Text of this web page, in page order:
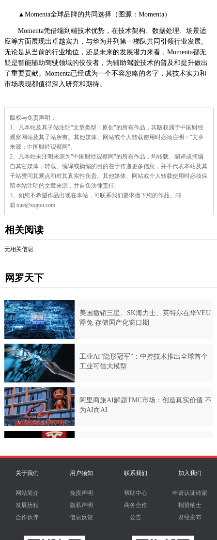
▲Momenta全球品牌的共同选择（图源：Momenta）
Momenta凭借端到端技术优势，在技术架构、数据处理、场景适
应等方面展现出卓越实力，与华为并列第一梯队共同引领行业发展。
无论是从当前的行业地位，还是未来的发展潜力来看，Momenta都无
疑是智能辅助驾驶领域的佼佼者，为辅助驾驶技术的普及和提升做出
了重要贡献。Momenta已经成为一个不容忽略的名字，其技术实力和
市场表现都值得深入研究和期待。
辑：
版权与免责声明：
1、凡本站及其子站注明"文章类型：原创"的所有作品，其版权属于中国财经
观察网站及其子站所有。其他媒体、网站或个人转载使用时必须注明："文章
来源：中国财经观察网"。
2、凡本站未注明来源为"中国财经观察网"的所有作品，均转载、编译或摘编
自其它媒体，转载、编译或摘编的目的在于传递更多信息，并不代表本站及其
子站赞同其观点和对其真实性负责。其他媒体、网站或个人转载使用时必须保
留本站注明的文章来源，并自负法律责任。
3、如您不希望作品出现在本站，可联系我们要求撤下您的作品。邮
箱:sue@xsgou.com
相关阅读
无相关信息
网罗天下
关于我们
网站简介
发展历程
合作伙伴
用户须知
免责声明
隐私声明
信息反馈
联系我们
帮助中心
商务合作
公告
加入我们
申请认证砖家
招贤纳士
财经发布